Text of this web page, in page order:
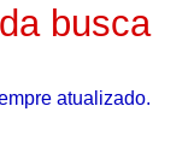
busca
atualizado.